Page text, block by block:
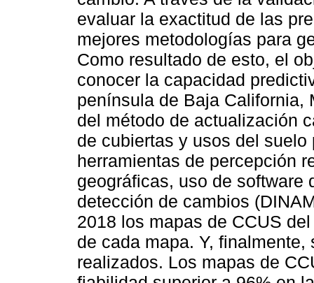
evaluar la exactitud de las
mejores metodologías para
Como resultado de esto, el
conocer la capacidad
península de Baja California,
del método de actualización
de cubiertas y usos del
herramientas de percepción
geográficas, uso de
detección de cambios
2018 los mapas de CCUS
de cada mapa. Y,
realizados. Los mapas de